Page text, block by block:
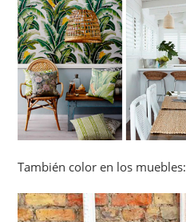
También color en los muebles: